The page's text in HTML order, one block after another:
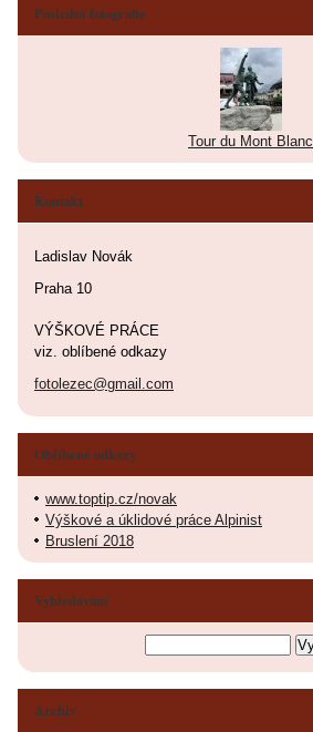
Poslední fotografie
Tour du Mont Blanc
Kontakt
Ladislav Novák
Praha 10
VÝŠKOVÉ PRÁCE
viz. oblíbené odkazy
fotolezec@gmail.com
Oblíbené odkazy
www.toptip.cz/novak
Výškové a úklidové práce Alpinist
Bruslení 2018
Vyhledávání
Archiv